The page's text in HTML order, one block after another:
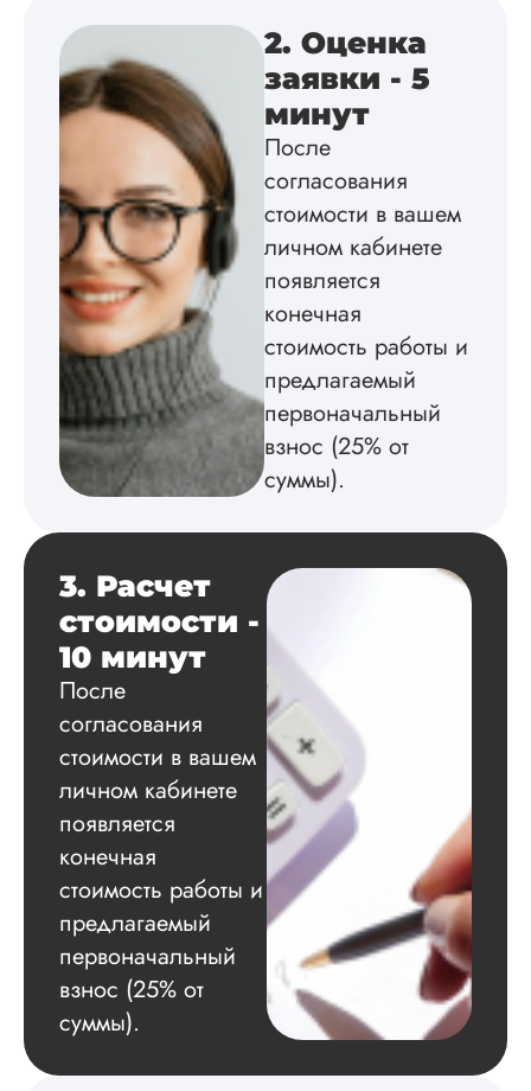
дальше заказывать
работы здесь.
Вид работы:
Диссертацию
на совесть: тут и
структура, и
оформление.
самостоятельно
исследования,
грамотно
расчеты и подвел
Вид работы:
Диссертация
Дата:2024-11-20
Удобная форма
оплаты, есть
официальный
работу выполнили
оговоренные
сдачи,
2. Оценка
заявки - 5
минут
После
согласования
стоимости в вашем
личном кабинете
появляется
конечная
стоимость работы и
предлагаемый
первоначальный
взнос (25% от
суммы).
3. Расчет
стоимости -
10 минут
После
согласования
стоимости в вашем
личном кабинете
появляется
конечная
стоимость работы и
предлагаемый
первоначальный
взнос (25% от
суммы).